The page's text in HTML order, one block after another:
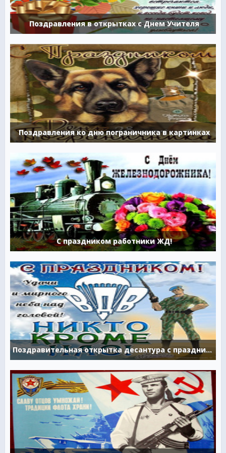
Поздравления в открытках с Днем Учителя
Поздравления ко дню пограничника в картинках
С праздником работники ЖД!
Поздравительная открытка десантура с праздником